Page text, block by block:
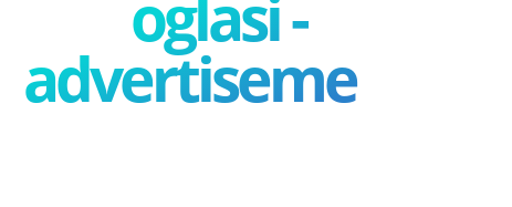
oglasi -
advertisement